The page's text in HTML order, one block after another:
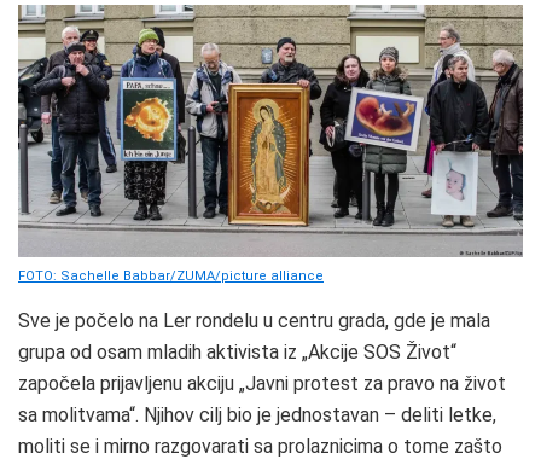
FOTO: Sachelle Babbar/ZUMA/picture alliance
Sve je počelo na Ler rondelu u centru grada, gde je mala
grupa od osam mladih aktivista iz „Akcije SOS Život“
započela prijavljenu akciju „Javni protest za pravo na život
sa molitvama“. Njihov cilj bio je jednostavan – deliti letke,
moliti se i mirno razgovarati sa prolaznicima o tome zašto